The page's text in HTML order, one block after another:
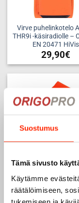
Suostumus
Tämä sivusto
Käytämme
räätälöimiseen,
tukemiseen ja
Virve puhelinkotelo
THR9i -käsiradiolle –
EN 20471 HiVis
29,90€
Tutkapuhelinkotelo